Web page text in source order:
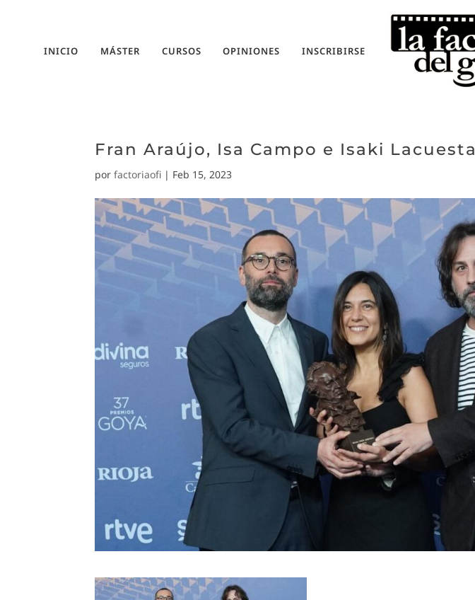
INICIO MÁSTER CURSOS OPINIONES INSCRIBIRSE
Fran Araújo, Isa Campo e Isaki Lacuesta
porfactoriaofi | Feb 15, 2023